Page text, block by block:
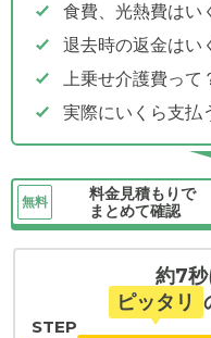
食費、光熱費はい
退去時の返金はい
上乗せ介護費って
実際にいくら支払
無料
料金見積もりで
まとめて確認
約7秒
ピッタリ
STEP